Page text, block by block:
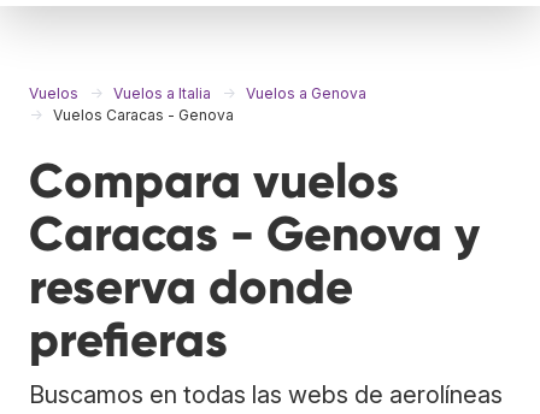
Vuelos Vuelos a Italia
Vuelos a Genova
Vuelos Caracas - Genova
Compara vuelos
Caracas - Genova y
reserva donde
prefieras
Buscamos en todas las webs de aerolíneas